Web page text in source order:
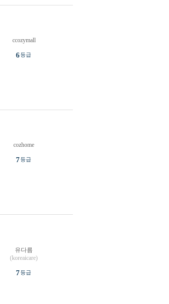
ccozymall
6등급
cozhome
7등급
유다름
(koreaicare)
7등급